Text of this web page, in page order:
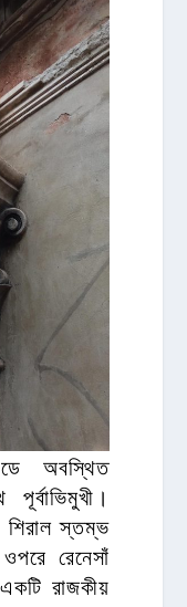
অবস্থিত
স্তম্ভ
রেনেসাঁ
রাজকীয়